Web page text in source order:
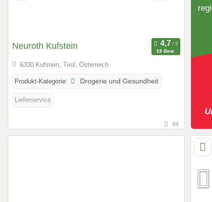
Neuroth Kufstein
18 Bew.
6330 Kufstein, Tirol, Österreich
Produkt-Kategorie: Drogerie und Gesundheit
Lieferservice
84